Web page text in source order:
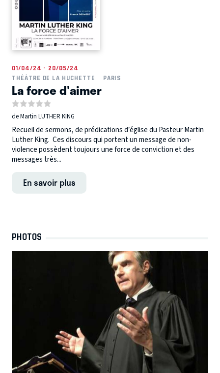
01/04/24 - 20/05/24
THÉÂTRE DE LA HUCHETTE
PARIS
La force d'aimer
de Martin LUTHER KING
Recueil de sermons, de prédications d’église du Pasteur Martin
Luther King. Ces discours qui portent un message de non-
violence possèdent toujours une force de conviction et des
messages très...
En savoir plus
PHOTOS